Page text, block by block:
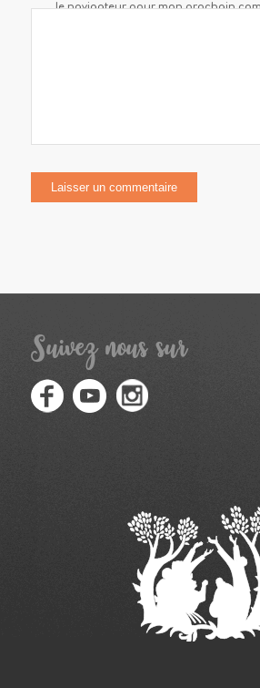
le navigateur pour mon prochain
Suivez nous sur